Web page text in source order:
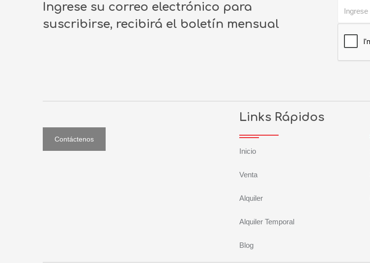
Ingrese su correo electrónico para
suscribirse, recibirá el boletín mensual
Contáctenos
Links Rápidos
Inicio
Venta
Alquiler
Alquiler Temporal
Blog